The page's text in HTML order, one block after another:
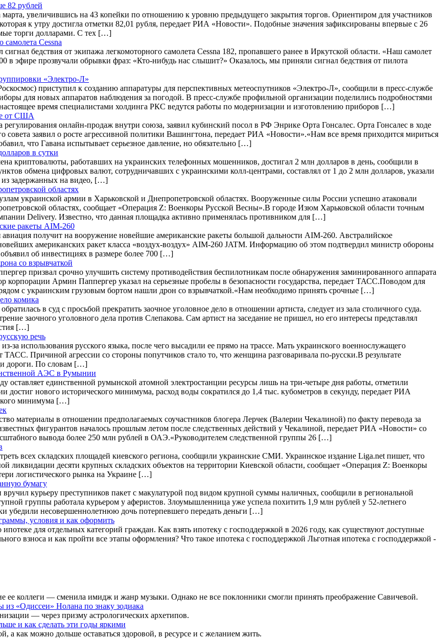
82 рублей
увеличившись на 43 копейки по отношению к уровню предыдущего закрытия торгов. Ориентиром для участников
к утру достигла отметки 82,01 рубля, передает РИА «Новости». Подобные значения зафиксированы впервые с 26
торги долларами. С тех […]
Cessna
бедствия от экипажа легкомоторного самолета Cessna 182, пропавшего ранее в Иркутской области. «Наш самолет
эфире прозвучали обрывки фраз: «Кто-нибудь нас слышит?» Оказалось, мы приняли сигнал бедствия от пилота
«Электро-Л»
приступил к созданию аппаратуры для перспективных метеоспутников «Электро-Л», сообщили в пресс-службе
для новых аппаратов наблюдения за погодой. В пресс-службе профильной организации поделились подробностями
время специалистами холдинга РКС ведутся работы по модернизации и изготовлению приборов […]
от США
регулирования онлайн-продаж внутри союза, заявил кубинский посол в РФ Энрике Орта Гонсалес. Орта Гонсалес в ходе
совета заявил о росте агрессивной политики Вашингтона, передает РИА «Новости».«Нам все время приходится мириться
что Гавана испытывает серьезное давление, но обязательно […]
в сутки
криптовалюты, работавших на украинских телефонных мошенников, достигал 2 млн долларов в день, сообщили в
обмена цифровых валют, сотрудничавших с украинскими колл-центрами, составлял от 1 до 2 млн долларов, указали
задержанных на видео, […]
областях
украинской армии в Харьковской и Днепропетровской областях. Вооруженные силы России успешно атаковали
областях, сообщает «Операция Z: Военкоры Русской Весны».В городе Изюм Харьковской области точным
Delivery. Известно, что данная площадка активно применялась противником для […]
ракеты AIM-260
получит на вооружение новейшие американские ракеты большой дальности AIM-260. Австралийское
американских ракет класса «воздух-воздух» AIM-260 JATM. Информацию об этом подтвердил министр обороны
об инвестициях в размере более 700 […]
со взрывчаткой
призвал срочно улучшить систему противодействия беспилотникам после обнаружения заминированного аппарата
корпорации Армин Паппергер указал на серьезные пробелы в безопасности государства, передает ТАСС.Поводом для
с украинским грузовым бортом нашли дрон со взрывчаткой.«Нам необходимо принять срочные […]
комика
в суд с просьбой прекратить заочное уголовное дело в отношении артиста, следует из зала столичного суда.
заочного уголовного дела против Слепакова. Сам артист на заседание не пришел, но его интересы представлял
[…]
речь
использования русского языка, после чего высадили ее прямо на трассе. Мать украинского военнослужащего
Причиной агрессии со стороны попутчиков стало то, что женщина разговаривала по-русски.В результате
дороги. По словам […]
АЭС в Румынии
оставляет единственной румынской атомной электростанции ресурсы лишь на три-четыре дня работы, отметили
нового исторического минимума, расход воды сократился до 1,4 тыс. кубометров в секунду, передает РИА
минимума […]
материалы в отношении предполагаемых соучастников блогера Лерчек (Валерии Чекалиной) по факту перевода за
фигурантов началось прошлым летом после следственных действий у Чекалиной, передает РИА «Новости» со
вывода более 250 млн рублей в ОАЭ.«Руководителем следственной группы 26 […]
всех складских площадей киевского региона, сообщили украинские СМИ. Украинское издание Liga.net пишет, что
ликвидации десяти крупных складских объектов на территории Киевской области, сообщает «Операция Z: Военкоры
логистического рынка на Украине […]
бумагу
курьеру преступников пакет с макулатурой под видом крупной суммы наличных, сообщили в региональной
группы работала курьером у аферистов. Злоумышленница уже успела похитить 1,9 млн рублей у 52-летнего
убедили несовершеннолетнюю дочь потерпевшего передать деньги […]
условия и как оформить
для отдельных категорий граждан. Как взять ипотеку с господдержкой в 2026 году, как существуют доступные
взноса и как пройти все этапы оформления? Что такое ипотека с господдержкой Льготная ипотека с господдержкой -
ее коллеги — сменила имидж и жанр музыки. Однако не все поклонники смогли принять преображение Савичевой.
из «Одиссеи» Нолана по знаку зодиака
— через призму астрологических архетипов.
и как сделать эти годы яркими
как можно дольше оставаться здоровой, в ресурсе и с желанием жить.